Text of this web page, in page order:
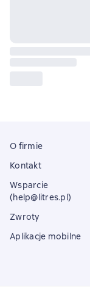
O firmie
Kontakt
Wsparcie
(help@litres.pl)
Zwroty
Aplikacje mobilne